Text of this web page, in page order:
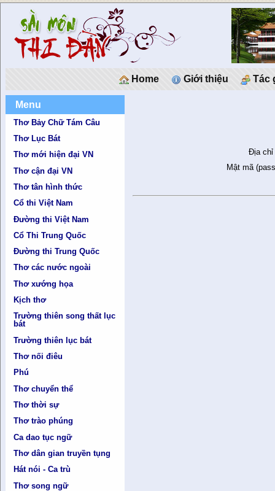
Home Giới thiệu Tác
Menu
Thơ Bảy Chữ Tám Câu
Thơ Lục Bát
Thơ mới hiện đại VN
Thơ cận đại VN
Thơ tân hình thức
Cổ thi Việt Nam
Đường thi Việt Nam
Cổ Thi Trung Quốc
Đường thi Trung Quốc
Thơ các nước ngoài
Thơ xướng họa
Kịch thơ
Trường thiên song thất lục
bát
Trường thiên lục bát
Thơ nối điêu
Phú
Thơ chuyển thể
Thơ thời sự
Thơ trào phúng
Ca dao tục ngữ
Thơ dân gian truyền tụng
Hát nói - Ca trù
Thơ song ngữ
Địa chỉ
Mật mã